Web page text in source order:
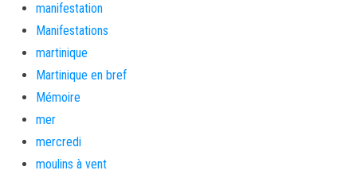
manifestation
Manifestations
martinique
Martinique en bref
Mémoire
mer
mercredi
moulins à vent